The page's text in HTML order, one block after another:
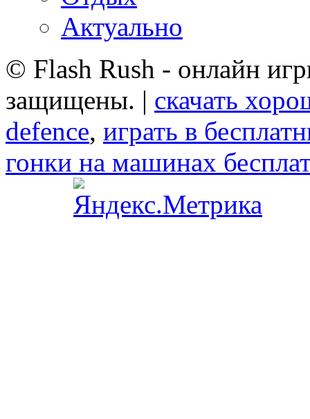
Актуально
© Flash Rush - онлайн
защищены. | скачать
defence, играть в
гонки на машинах